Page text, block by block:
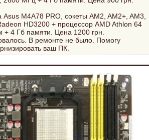
M4A78 PRO, сокеты AM2, AM2+, AM3,
HD3200 + процессор AMD Athlon 64
+ 4 Гб памяти. Цена 1200 грн.
В ремонте не было. Помогу
ваш ПК.